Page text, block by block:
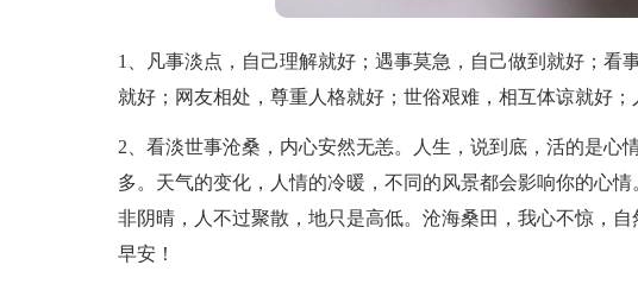
1、凡事淡点，自己理解就好；遇事莫急，自己做到就好；看
就好；网友相处，尊重人格就好；世俗艰难，相互体谅就好；
2、看淡世事沧桑，内心安然无恙。人生，说到底，活的是心
多。天气的变化，人情的冷暖，不同的风景都会影响你的心
非阴晴，人不过聚散，地只是高低。沧海桑田，我心不惊，自
早安！